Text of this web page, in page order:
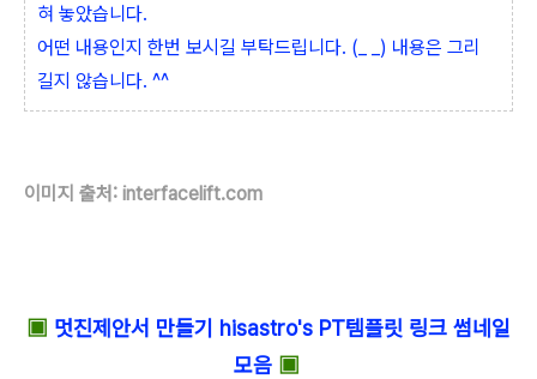
혀 놓았습니다.
어떤 내용인지 한번 보시길 부탁드립니다. (_ _) 내용은 그리
길지 않습니다. ^^
이미지 출처: interfacelift.com
▣ 멋진제안서 만들기 hisastro's PT템플릿 링크 썸네일
모음▣